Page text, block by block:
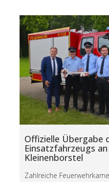
Offizielle Übergabe
Einsatzfahrzeugs
Kleinenborstel
Zahlreiche